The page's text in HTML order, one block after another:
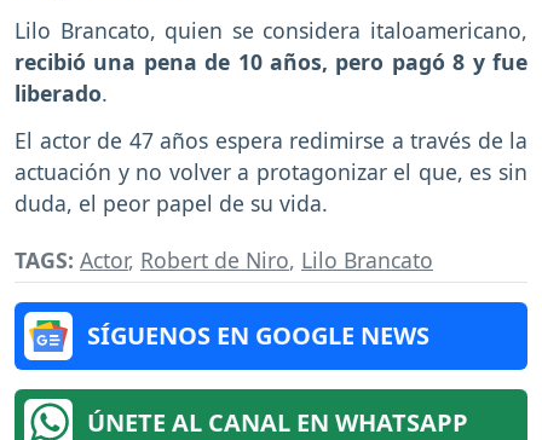
Lilo Brancato, quien se considera italoamericano,
recibió una pena de 10 años, pero pagó 8 y fue
liberado.
El actor de 47 años espera redimirse a través de la
actuación y no volver a protagonizar el que, es sin
duda, el peor papel de su vida.
TAGS: Actor, Robert de Niro, Lilo Brancato
SÍGUENOS EN GOOGLE NEWS
ÚNETE AL CANAL EN WHATSAPP